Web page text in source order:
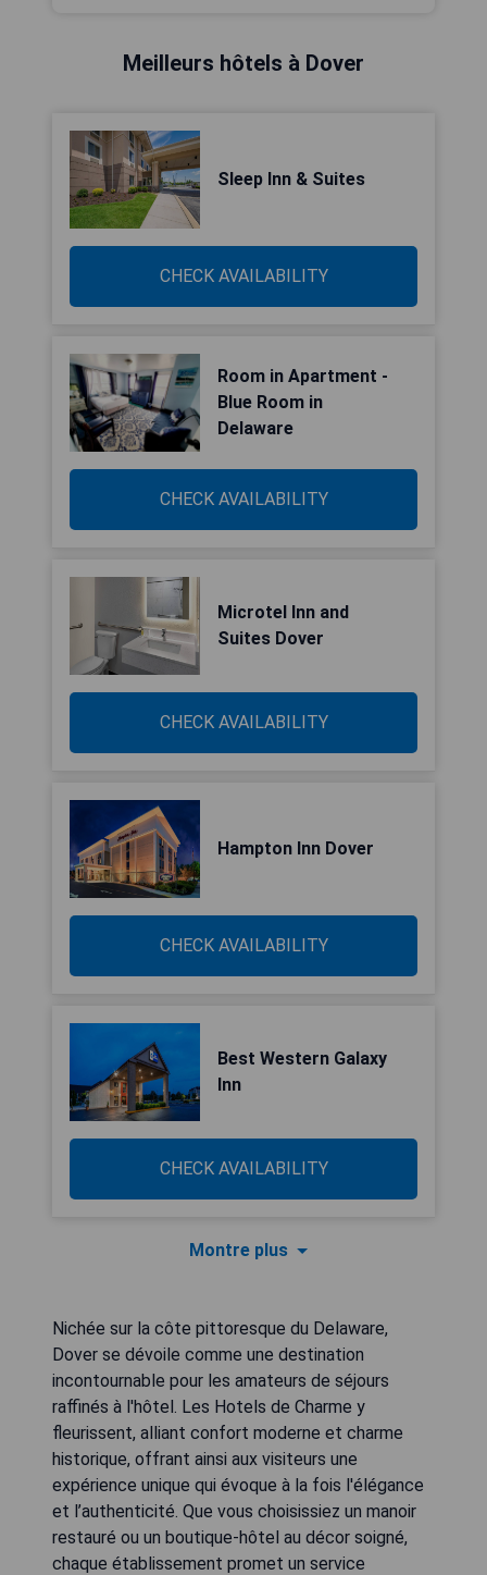
Meilleurs hôtels à Dover
Sleep Inn & Suites
CHECK AVAILABILITY
Room in Apartment -
Blue Room in
Delaware
CHECK AVAILABILITY
Microtel Inn and
Suites Dover
CHECK AVAILABILITY
Hampton Inn Dover
CHECK AVAILABILITY
Best Western Galaxy
Inn
CHECK AVAILABILITY
Montre plus
Nichée sur la côte pittoresque du Delaware,
Dover se dévoile comme une destination
incontournable pour les amateurs de séjours
raffinés à l'hôtel. Les Hotels de Charme y
fleurissent, alliant confort moderne et charme
historique, offrant ainsi aux visiteurs une
expérience unique qui évoque à la fois l'élégance
et l’authenticité. Que vous choisissiez un manoir
restauré ou un boutique-hôtel au décor soigné,
chaque établissement promet un service